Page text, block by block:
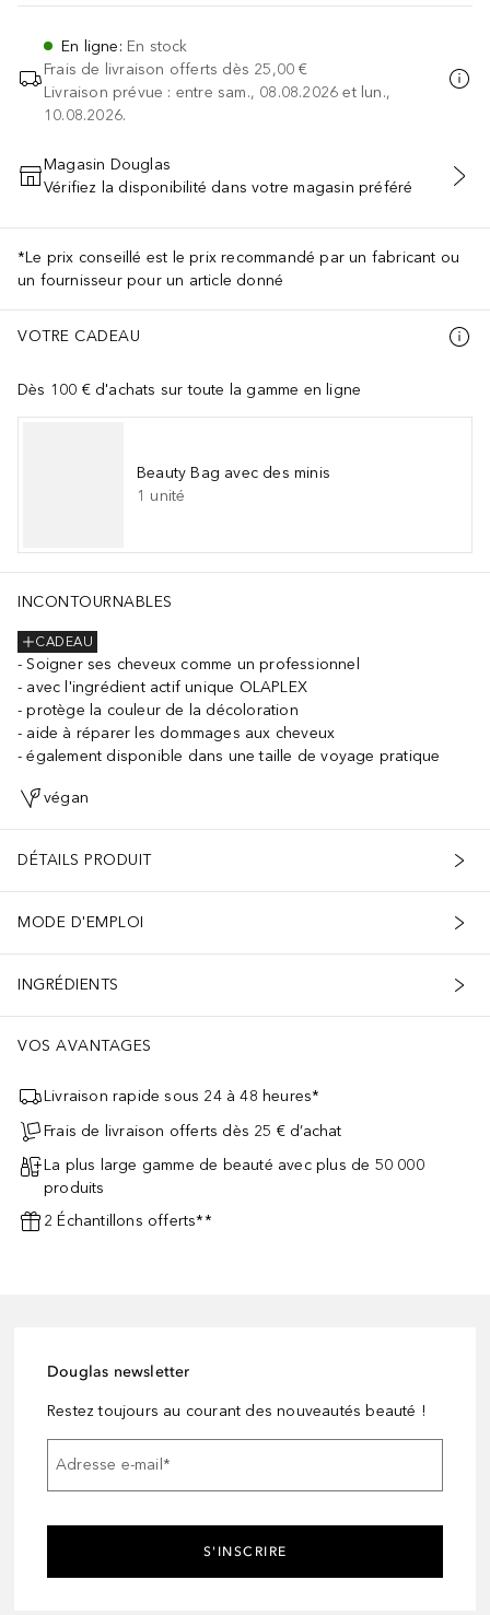
En ligne: En stock
Frais de livraison offerts dès 25,00 €
Livraison prévue : entre sam., 08.08.2026 et lun.,
10.08.2026.
AJOUTER AU PANIER
Magasin Douglas
Vérifiez la disponibilité dans votre magasin préféré
*Le prix conseillé est le prix recommandé par un fabricant ou
un fournisseur pour un article donné
VOTRE CADEAU
Dès 100 € d'achats sur toute la gamme en ligne
Beauty Bag avec des minis
1 unité
INCONTOURNABLES
CADEAU
Soigner ses cheveux comme un professionnel
avec l'ingrédient actif unique OLAPLEX
protège la couleur de la décoloration
aide à réparer les dommages aux cheveux
également disponible dans une taille de voyage pratique
végan
DÉTAILS PRODUIT
MODE D'EMPLOI
INGRÉDIENTS
VOS AVANTAGES
Livraison rapide sous 24 à 48 heures*
Frais de livraison offerts dès 25 € d’achat
La plus large gamme de beauté avec plus de 50 000
produits
2 Échantillons offerts**
Douglas newsletter
Restez toujours au courant des nouveautés beauté !
Adresse e-mail*
S'INSCRIRE